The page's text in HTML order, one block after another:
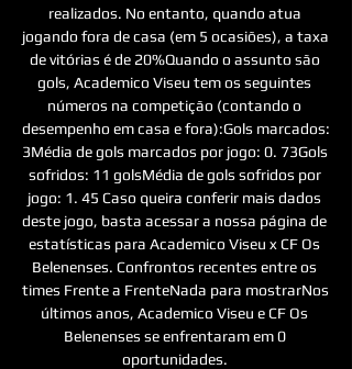
realizados. No entanto, quando atua
jogando fora de casa (em 5 ocasiões), a taxa
de vitórias é de 20%Quando o assunto são
gols, Academico Viseu tem os seguintes
números na competição (contando o
desempenho em casa e fora):Gols marcados:
3Média de gols marcados por jogo: 0. 73Gols
sofridos: 11 golsMédia de gols sofridos por
jogo: 1. 45 Caso queira conferir mais dados
deste jogo, basta acessar a nossa página de
estatísticas para Academico Viseu x CF Os
Belenenses. Confrontos recentes entre os
times Frente a FrenteNada para mostrarNos
últimos anos, Academico Viseu e CF Os
Belenenses se enfrentaram em 0
oportunidades.